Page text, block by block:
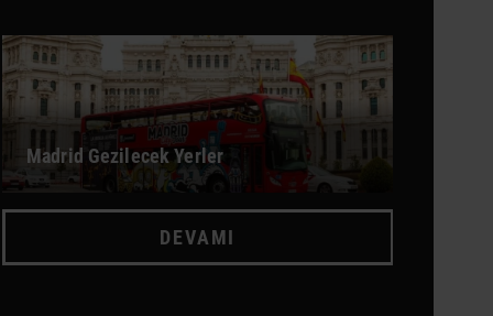
Madrid Gezilecek Yerler
DEVAMI